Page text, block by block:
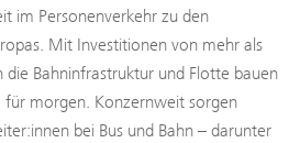
im Personenverkehr zu den
Mit Investitionen von mehr als
Bahninfrastruktur und Flotte bauen
für morgen. Konzernweit sorgen
bei Bus und Bahn – darunter